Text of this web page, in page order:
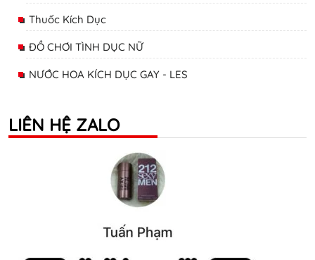
Thuốc Kích Dục
ĐỒ CHƠI TÌNH DỤC NỮ
NƯỚC HOA KÍCH DỤC GAY - LES
LIÊN HỆ ZALO